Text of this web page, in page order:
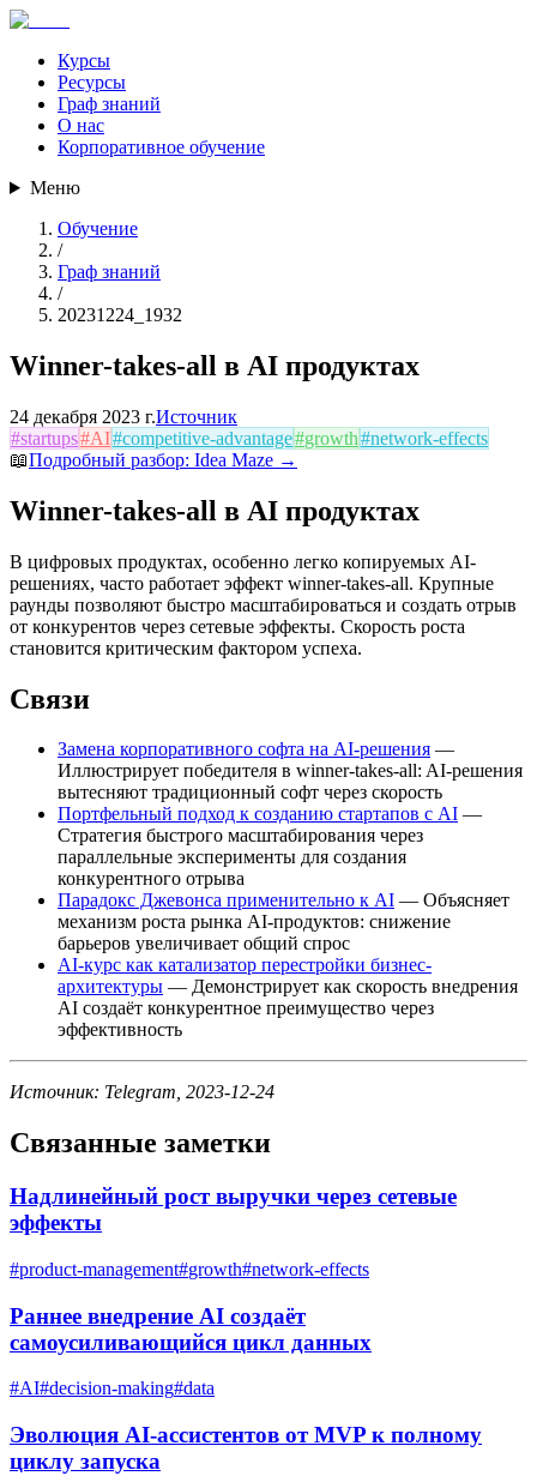
Курсы
Ресурсы
Граф знаний
О нас
Корпоративное обучение
Меню
Обучение
/
Граф знаний
/
20231224_1932
Winner-takes-all в AI продуктах
24 декабря 2023 г.Источник
#startups#AI#competitive-advantage#growth#network-effects
📖Подробный разбор: Idea Maze →
Winner-takes-all в AI продуктах
В цифровых продуктах, особенно легко копируемых AI-
решениях, часто работает эффект winner-takes-all. Крупные
раунды позволяют быстро масштабироваться и создать отрыв
от конкурентов через сетевые эффекты. Скорость роста
становится критическим фактором успеха.
Связи
Замена корпоративного софта на AI-решения —
Иллюстрирует победителя в winner-takes-all: AI-решения
вытесняют традиционный софт через скорость
Портфельный подход к созданию стартапов с AI —
Стратегия быстрого масштабирования через
параллельные эксперименты для создания
конкурентного отрыва
Парадокс Джевонса применительно к AI — Объясняет
механизм роста рынка AI-продуктов: снижение
барьеров увеличивает общий спрос
AI-курс как катализатор перестройки бизнес-
архитектуры — Демонстрирует как скорость внедрения
AI создаёт конкурентное преимущество через
эффективность
Источник: Telegram, 2023-12-24
Связанные заметки
Надлинейный рост выручки через сетевые
эффекты
#product-management#growth#network-effects
Раннее внедрение AI создаёт
самоусиливающийся цикл данных
#AI#decision-making#data
Эволюция AI-ассистентов от MVP к полному
циклу запуска